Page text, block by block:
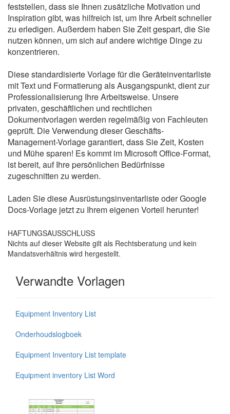
feststellen, dass sie Ihnen zusätzliche Motivation und
Inspiration gibt, was hilfreich ist, um Ihre Arbeit schneller
zu erledigen. Außerdem haben Sie Zeit gespart, die Sie
nutzen können, um sich auf andere wichtige Dinge zu
konzentrieren.
Diese standardisierte Vorlage für die Geräteinventarliste
mit Text und Formatierung als Ausgangspunkt, dient zur
Professionalisierung Ihre Arbeitsweise. Unsere
privaten, geschäftlichen und rechtlichen
Dokumentvorlagen werden regelmäßig von Fachleuten
geprüft. Die Verwendung dieser Geschäfts-
Management-Vorlage garantiert, dass Sie Zeit, Kosten
und Mühe sparen! Es kommt im Microsoft Office-Format,
ist bereit, auf Ihre persönlichen Bedürfnisse
zugeschnitten zu werden.
Laden Sie diese Ausrüstungsinventarliste oder Google
Docs-Vorlage jetzt zu Ihrem eigenen Vorteil herunter!
HAFTUNGSAUSSCHLUSS
Nichts auf dieser Website gilt als Rechtsberatung und kein
Mandatsverhältnis wird hergestellt.
Verwandte Vorlagen
Equipment Inventory List
Onderhoudslogboek
Equipment Inventory List template
Equipment inventory List Word